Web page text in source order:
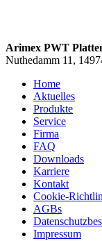
Arimex PWT
Nuthedamm 11,
Home
Aktuelles
Produkte
Service
Firma
FAQ
Downloads
Karriere
Kontakt
Cookie-
AGBs
Impressum